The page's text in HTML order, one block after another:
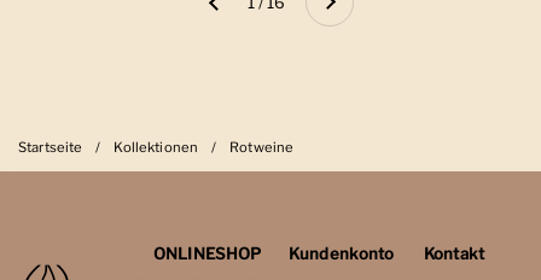
Zurück
Startseite / Kollektionen / Rotweine
ONLINESHOP
Kundenkonto
Kontakt